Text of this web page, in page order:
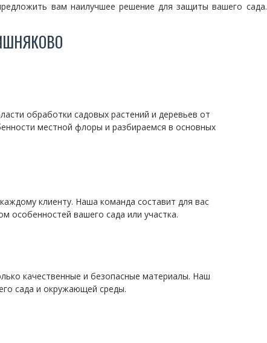
вам наилучшее решение для защиты вашего сада.
обработки садовых растений и деревьев от
местной флоры и разбираемся в основных
клиенту. Наша команда составит для вас
особенностей вашего сада или участка.
качественные и безопасные материалы. Наш
сада и окружающей среды.